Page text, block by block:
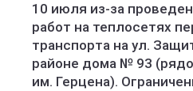
10 июля из-за
работ на теплосетях
транспорта на ул.
районе дома № 93
им. Герцена).